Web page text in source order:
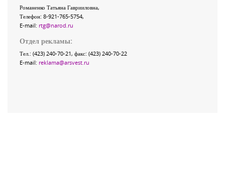
Романенко Татьяна Гаврииловна,
Телефон: 8-921-765-5754,
E-mail: rtg@narod.ru
Отдел рекламы:
Тел.: (423) 240-70-21, факс: (423) 240-70-22
E-mail: reklama@arsvest.ru